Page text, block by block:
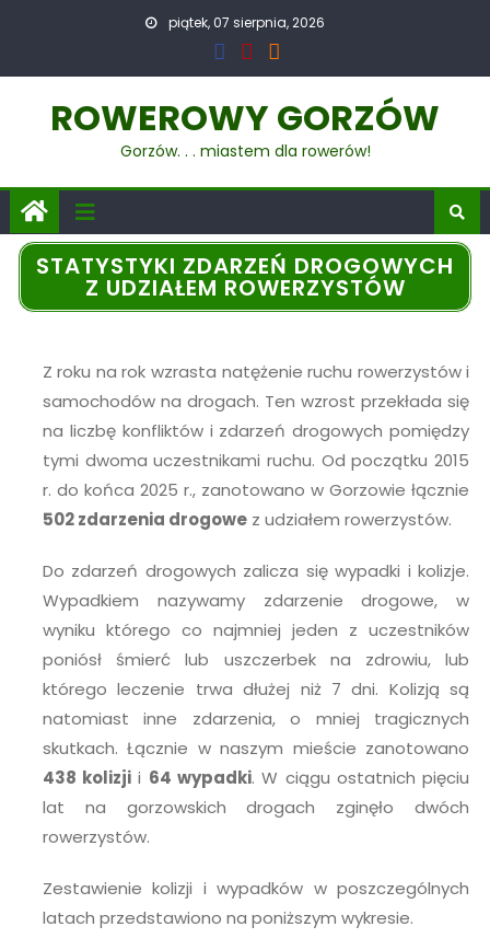
piątek, 07 sierpnia, 2026
ROWEROWY GORZÓW
Gorzów. . . miastem dla rowerów!
STATYSTYKI ZDARZEŃ DROGOWYCH
Z UDZIAŁEM ROWERZYSTÓW
Z roku na rok wzrasta natężenie ruchu rowerzystów i
samochodów na drogach. Ten wzrost przekłada się
na liczbę konfliktów i zdarzeń drogowych pomiędzy
tymi dwoma uczestnikami ruchu. Od początku 2015
r. do końca 2025 r., zanotowano w Gorzowie łącznie
502 zdarzenia drogowez udziałem rowerzystów.
Do zdarzeń drogowych zalicza się wypadki i kolizje.
Wypadkiem nazywamy zdarzenie drogowe, w
wyniku którego co najmniej jeden z uczestników
poniósł śmierć lub uszczerbek na zdrowiu, lub
którego leczenie trwa dłużej niż 7 dni. Kolizją są
natomiast inne zdarzenia, o mniej tragicznych
skutkach. Łącznie w naszym mieście zanotowano
438 kolizji i 64 wypadki. W ciągu ostatnich pięciu
lat na gorzowskich drogach zginęło dwóch
rowerzystów.
Zestawienie kolizji i wypadków w poszczególnych
latach przedstawiono na poniższym wykresie.